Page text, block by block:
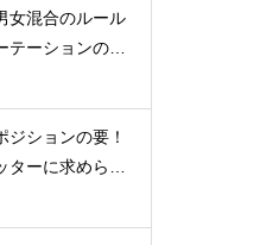
女混合のルール
テーションの規
ジションの要！
ターに求められ